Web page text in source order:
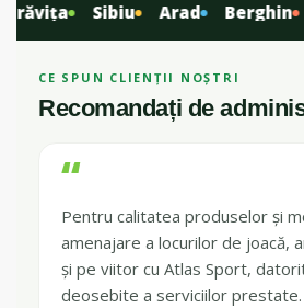
Sibiu Arad Berghin
CE SPUN CLIENȚII NOȘTRI
Recomandați de
“
Pentru calitatea produselor și
amenajare a locurilor de joacă,
și pe viitor cu Atlas Sport,
deosebite a serviciilor prestate.